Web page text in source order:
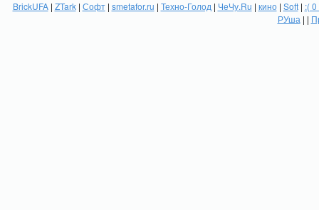
BrickUFA| ZTark| Софт| smetafor.ru | Техно-Голод | ЧеЧу.Ru | кино| Soft| :(
РУша | |